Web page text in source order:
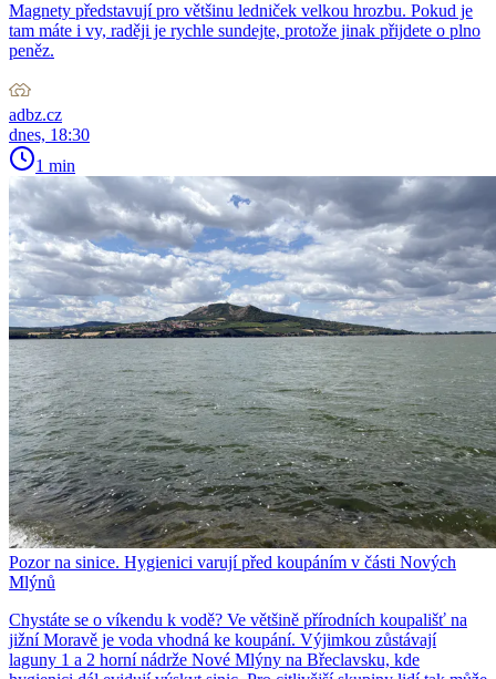
Magnety představují pro většinu ledniček velkou hrozbu. Pokud je
tam máte i vy, raději je rychle sundejte, protože jinak přijdete o plno
peněz.
adbz.cz
dnes, 18:30
1 min
Pozor na sinice. Hygienici varují před koupáním v části Nových
Mlýnů
Chystáte se o víkendu k vodě? Ve většině přírodních koupališť na
jižní Moravě je voda vhodná ke koupání. Výjimkou zůstávají
laguny 1 a 2 horní nádrže Nové Mlýny na Břeclavsku, kde